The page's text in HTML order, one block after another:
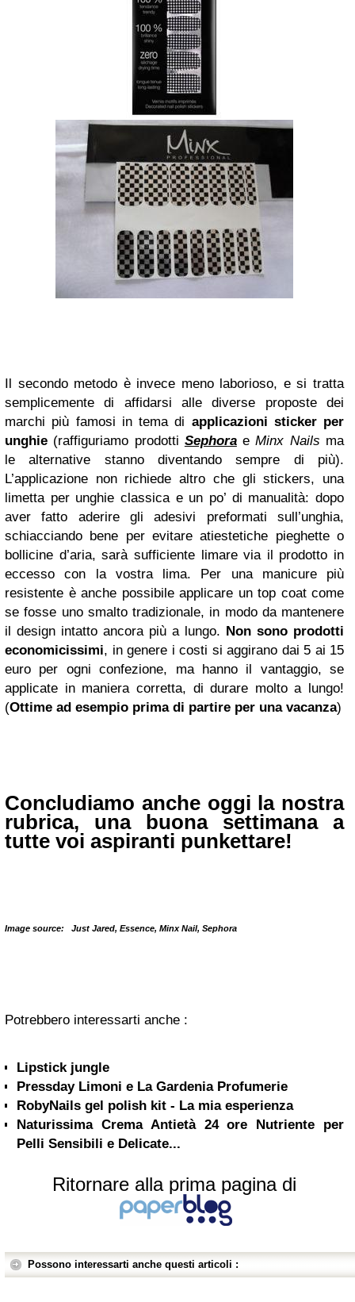
Il secondo metodo è invece meno laborioso, e si tratta
semplicemente di affidarsi alle diverse proposte dei
marchi più famosi in tema di applicazioni sticker per
unghie (raffiguriamo prodotti SephoraeMinx Nails ma
le alternative stanno diventando sempre di più).
L’applicazione non richiede altro che gli stickers, una
limetta per unghie classica e un po’ di manualità: dopo
aver fatto aderire gli adesivi preformati sull’unghia,
schiacciando bene per evitare atiestetiche pieghette o
bollicine d’aria, sarà sufficiente limare via il prodotto in
eccesso con la vostra lima. Per una manicure più
resistente è anche possibile applicare un top coat come
se fosse uno smalto tradizionale, in modo da mantenere
il design intatto ancora più a lungo. Non sono prodotti
economicissimi, in genere i costi si aggirano dai 5 ai 15
euro per ogni confezione, ma hanno il vantaggio, se
applicate in maniera corretta, di durare molto a lungo!
(Ottime ad esempio prima di partire per una vacanza)
Concludiamo anche oggi la nostra
rubrica, una buona settimana a
tutte voi aspiranti punkettare!
Image source: Just Jared, Essence, Minx Nail, Sephora
Potrebbero interessarti anche :
Lipstick jungle
Pressday Limoni e La Gardenia Profumerie
RobyNails gel polish kit - La mia esperienza
Naturissima Crema Antietà 24 ore Nutriente per
Pelli Sensibili e Delicate...
Ritornare alla prima pagina di
Possono interessarti anche questi articoli :